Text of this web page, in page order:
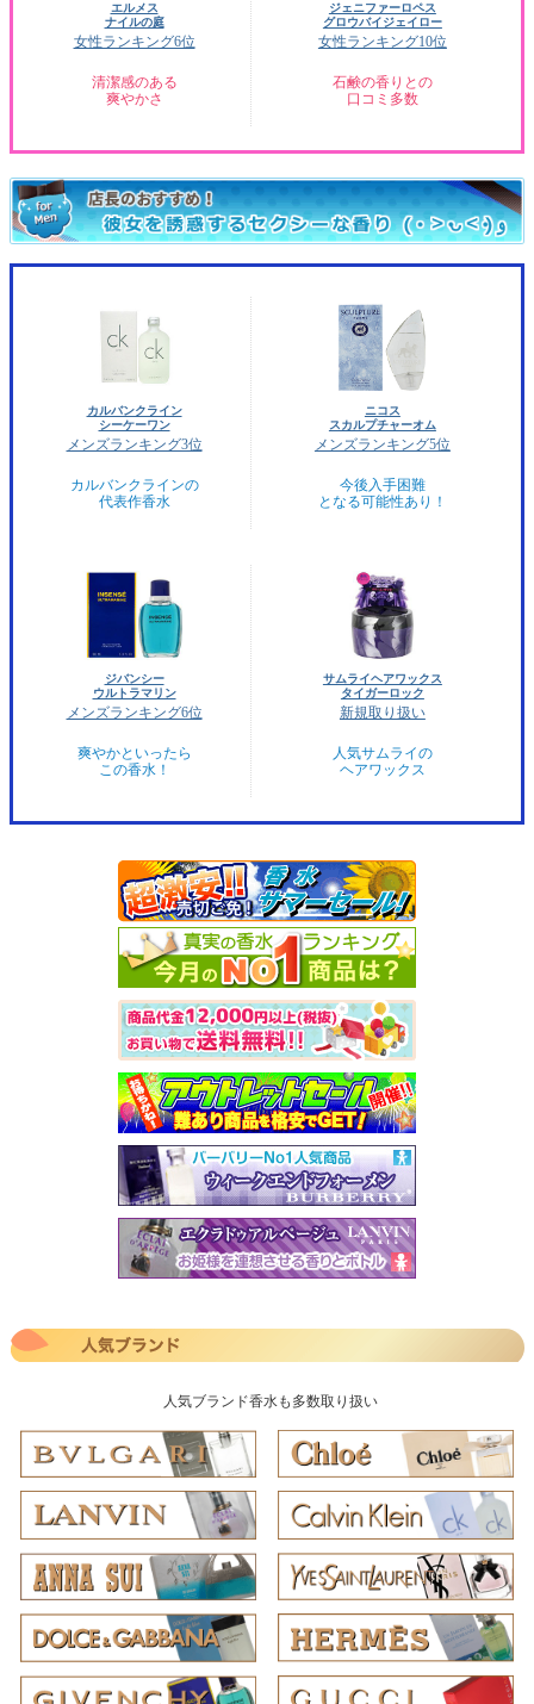
エルメス
ナイルの庭
女性ランキング6位
清潔感のある
爽やかさ
ジェニファーロペス
グロウバイジェイロー
女性ランキング10位
石鹸の香りとの
口コミ多数
カルバンクライン
シーケーワン
メンズランキング3位
カルバンクラインの
代表作香水
ニコス
スカルプチャーオム
メンズランキング5位
今後入手困難
となる可能性あり！
ジバンシー
ウルトラマリン
メンズランキング6位
爽やかといったら
この香水！
サムライヘアワックス
タイガーロック
新規取り扱い
人気サムライの
ヘアワックス
人気ブランド香水も多数取り扱い